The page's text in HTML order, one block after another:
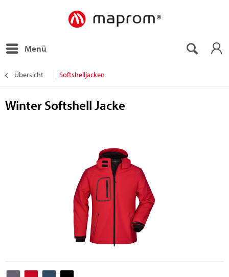
Menü
Übersicht Softshelljacken
Winter Softshell Jacke